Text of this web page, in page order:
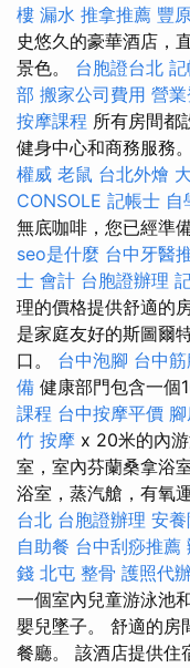
樓 漏水 推拿推薦 豐
史悠久的豪華酒店，
景色。 台胞證台北
部 搬家公司費用 營
按摩課程 所有房間都
健身中心和商務服務
權威 老鼠 台北外燴
CONSOLE 記帳士 自
無底咖啡，您已經準
seo是什麼 台中牙醫
士 會計 台胞證辦理
理的價格提供舒適的
是家庭友好的斯圖爾
口。 台中泡腳 台中
備 健康部門包含一個
課程 台中按摩平價
竹 按摩 x 20米的內
室，室內芬蘭桑拿浴
浴室，蒸汽艙，有氧
台北 台胞證辦理 安
自助餐 台中刮痧推薦
錢 北屯 整骨 護照代
一個室內兒童游泳池
嬰兒墜子。 舒適的房
餐廳。 該酒店提供住